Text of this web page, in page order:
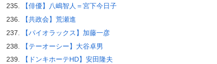
【俳優】八嶋智人＝宮下今日子
【共政会】荒瀬進
【パイオラックス】加藤一彦
【テーオーシー】大谷卓男
【ドンキホーテHD】安田隆夫